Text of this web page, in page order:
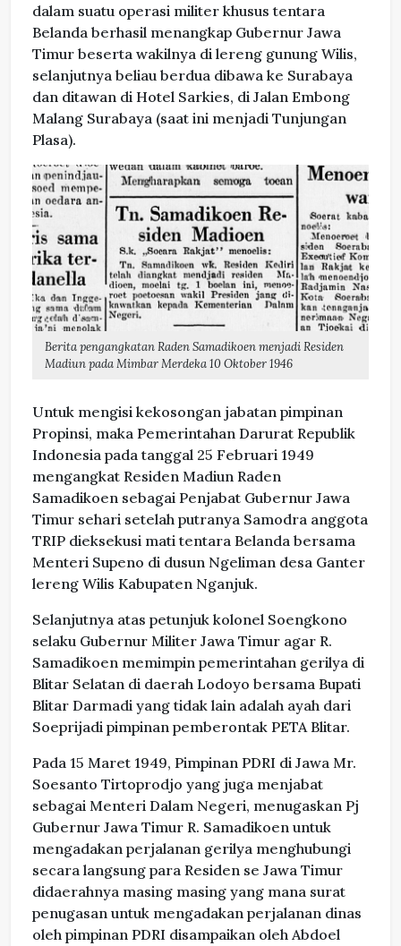
dalam suatu operasi militer khusus tentara
Belanda berhasil menangkap Gubernur Jawa
Timur beserta wakilnya di lereng gunung Wilis,
selanjutnya beliau berdua dibawa ke Surabaya
dan ditawan di Hotel Sarkies, di Jalan Embong
Malang Surabaya (saat ini menjadi Tunjungan
Plasa).
Berita pengangkatan Raden Samadikoen menjadi Residen
Madiun pada Mimbar Merdeka 10 Oktober 1946
Untuk mengisi kekosongan jabatan pimpinan
Propinsi, maka Pemerintahan Darurat Republik
Indonesia pada tanggal 25 Februari 1949
mengangkat Residen Madiun Raden
Samadikoen sebagai Penjabat Gubernur Jawa
Timur sehari setelah putranya Samodra anggota
TRIP dieksekusi mati tentara Belanda bersama
Menteri Supeno di dusun Ngeliman desa Ganter
lereng Wilis Kabupaten Nganjuk.
Selanjutnya atas petunjuk kolonel Soengkono
selaku Gubernur Militer Jawa Timur agar R.
Samadikoen memimpin pemerintahan gerilya di
Blitar Selatan di daerah Lodoyo bersama Bupati
Blitar Darmadi yang tidak lain adalah ayah dari
Soeprijadi pimpinan pemberontak PETA Blitar.
Pada 15 Maret 1949, Pimpinan PDRI di Jawa Mr.
Soesanto Tirtoprodjo yang juga menjabat
sebagai Menteri Dalam Negeri, menugaskan Pj
Gubernur Jawa Timur R. Samadikoen untuk
mengadakan perjalanan gerilya menghubungi
secara langsung para Residen se Jawa Timur
didaerahnya masing masing yang mana surat
penugasan untuk mengadakan perjalanan dinas
oleh pimpinan PDRI disampaikan oleh Abdoel